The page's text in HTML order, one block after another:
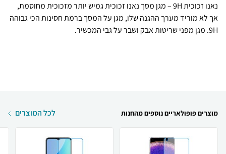
נאנו זכוכית 9H – מגן מסך נאנו זכוכית גמיש יותר מזכוכית מחוסמת,
אך לא מוריד מערך ההגנה שלו, מגן על המסך ברמת חסינות הכי גבוהה
9H. מגן מפני שריטות אבק ושבר על גבי המכשיר.
מוצרים פופולאריים נוספים מהחנות לכל המוצרים